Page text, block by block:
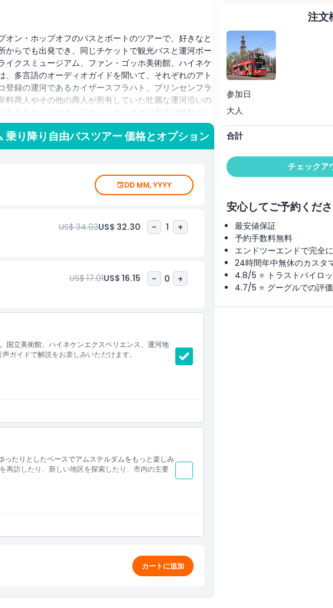
ン・ホップオフのバスとボートのツアーで、好きなと
らでも出発でき、同じチケットで観光バスと運河ボー
イクスミュージアム、ファン・ゴッホ美術館、ハイネケ
多言語のオーディオガイドを聞いて、それぞれのアト
録の運河であるカイザースフラハト、プリンセンフラ
商人やその他の商人が所有していた壮麗な運河沿いの
るため、このホップオン・ホップオフ方式は移動のし
トを計画する時間を減らして美術館、ダイヤモンド工
り降り自由バスツアー 価格とオプション
DD MM, YYYY
US$ 34.03US$ 32.30 - 1 +
US$ 17.01US$ 16.15 - 0 +
国立美術館、ハイネケンエクスペリエンス、運河地
ガイドで解説をお楽しみいただけます。
グツアー
たりとしたペースでアムステルダムをもっと楽しみ
再訪したり、新しい地区を探索したり、市内の主要
カートに追加
注文
参加日
大人
合計
チェックア
安心してご予約くだ
最安値保証
予約手数料無料
エンドツーエンドで完全
24時間年中無休のカスタ
4.8/5 ⭐ トラストパイロ
4.7/5 ⭐ グーグルでの評価